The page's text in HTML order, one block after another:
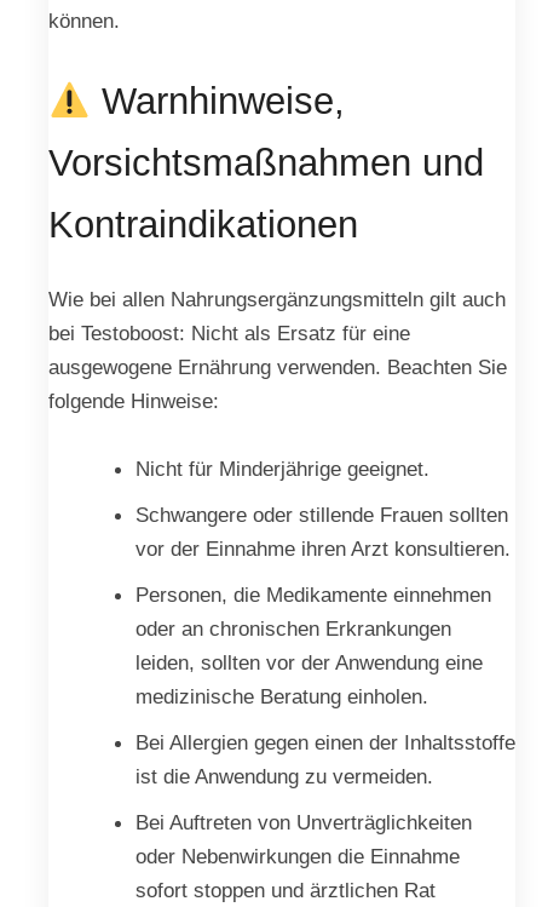
können.
Warnhinweise,
Vorsichtsmaßnahmen und
Kontraindikationen
Wie bei allen Nahrungsergänzungsmitteln gilt auch
bei Testoboost: Nicht als Ersatz für eine
ausgewogene Ernährung verwenden. Beachten Sie
folgende Hinweise:
Nicht für Minderjährige geeignet.
Schwangere oder stillende Frauen sollten
vor der Einnahme ihren Arzt konsultieren.
Personen, die Medikamente einnehmen
oder an chronischen Erkrankungen
leiden, sollten vor der Anwendung eine
medizinische Beratung einholen.
Bei Allergien gegen einen der Inhaltsstoffe
ist die Anwendung zu vermeiden.
Bei Auftreten von Unverträglichkeiten
oder Nebenwirkungen die Einnahme
sofort stoppen und ärztlichen Rat